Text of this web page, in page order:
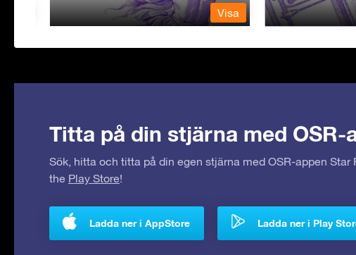
Visa
Titta på din stjärna med OSR-
Sök, hitta och titta på din egen stjärna med OSR-appen Star
the Play Store!
Ladda ner i AppStore Ladda ner i Play